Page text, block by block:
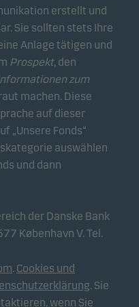
erstellt und
Sie sollten stets Ihre
Anlage tätigen und
Prospekt, den
zum
machen. Diese
auf dieser
„Unsere Fonds“
auswählen
und dann
der Danske Bank
København V. Tel.
. Cookies und
. Sie
wenn Sie